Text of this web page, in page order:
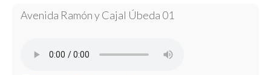
Avenida Ramón y Cajal Úbeda 01